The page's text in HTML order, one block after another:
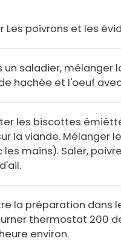
Les poivrons et les
un saladier, mélanger
hachée et l'oeuf
les biscottes
la viande. Mélanger
les mains). Saler,
la préparation dans
thermostat 200
environ.